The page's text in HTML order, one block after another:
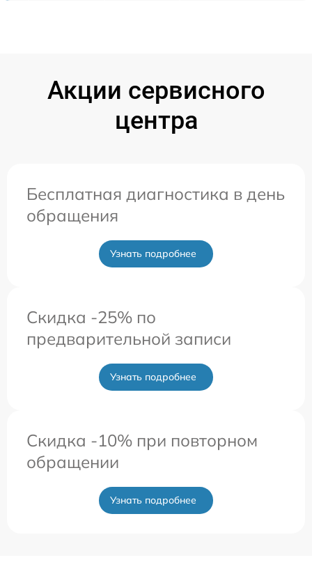
Акции сервисного
центра
Бесплатная диагностика в день
обращения
Узнать подробнее
Скидка -25% по
предварительной записи
Узнать подробнее
Скидка -10% при повторном
обращении
Узнать подробнее